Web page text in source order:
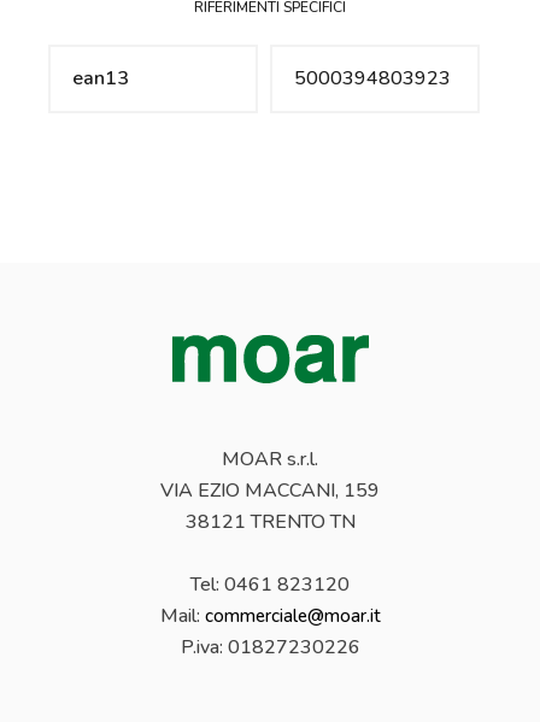
RIFERIMENTI SPECIFICI
ean13 5000394803923
MOAR s.r.l.
VIA EZIO MACCANI, 159
38121 TRENTO TN
Tel: 0461 823120
Mail: commerciale@moar.it
P.iva: 01827230226